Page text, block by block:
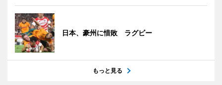
日本、豪州に惜敗 ラグビー
もっと見る